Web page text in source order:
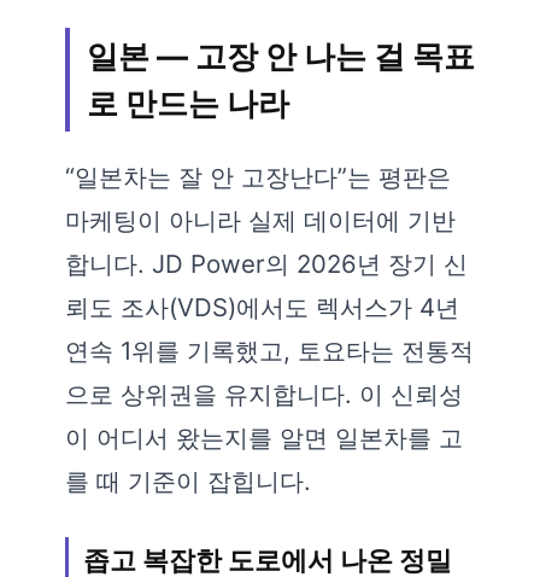
일본 — 고장 안 나는 걸 목표
로 만드는 나라
“일본차는 잘 안 고장난다”는 평판은
마케팅이 아니라 실제 데이터에 기반
합니다. JD Power의 2026년 장기 신
뢰도 조사(VDS)에서도 렉서스가 4년
연속 1위를 기록했고, 토요타는 전통적
으로 상위권을 유지합니다. 이 신뢰성
이 어디서 왔는지를 알면 일본차를 고
를 때 기준이 잡힙니다.
좁고 복잡한 도로에서 나온 정밀